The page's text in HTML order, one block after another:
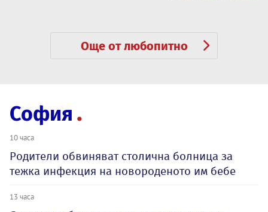
Още от любопитно
София
10 часа
Родители обвиняват столична болница за
тежка инфекция на новороденото им бебе
13 часа